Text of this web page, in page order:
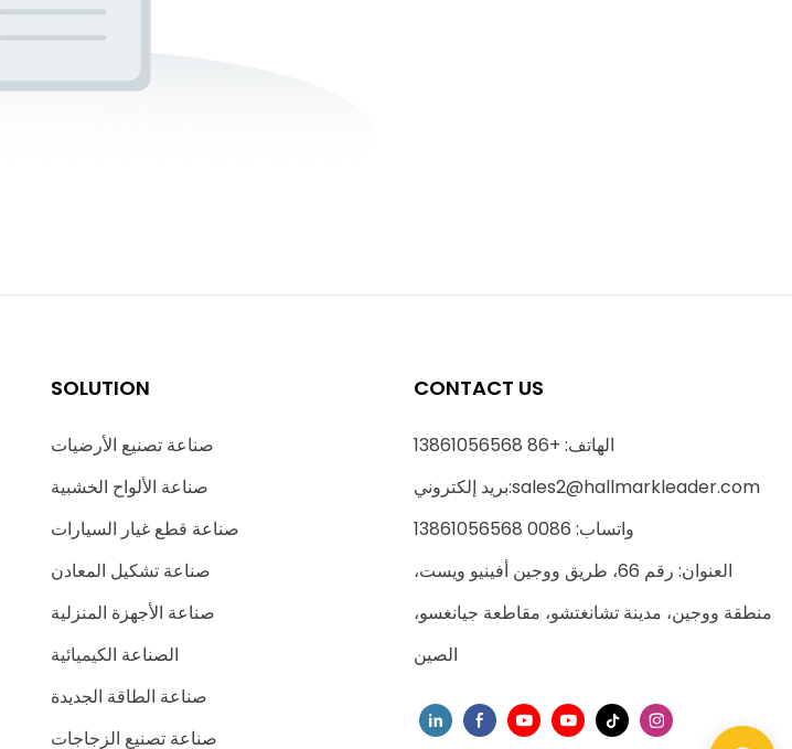
SOLUTION
صناعة تصنيع الأرضيات
صناعة الألواح الخشبية
صناعة قطع غيار السيارات
صناعة تشكيل المعادن
صناعة الأجهزة المنزلية
الصناعة الكيميائية
صناعة الطاقة الجديدة
صناعة تصنيع الزجاجات
CONTACT US
الهاتف: +86 13861056568
بريد إلكتروني:sales2@hallmarkleader.com
واتساب: 0086 13861056568
العنوان: رقم 66، طريق ووجين أفينيو ويست،
منطقة ووجين، مدينة تشانغتشو، مقاطعة جيانغسو،
الصين